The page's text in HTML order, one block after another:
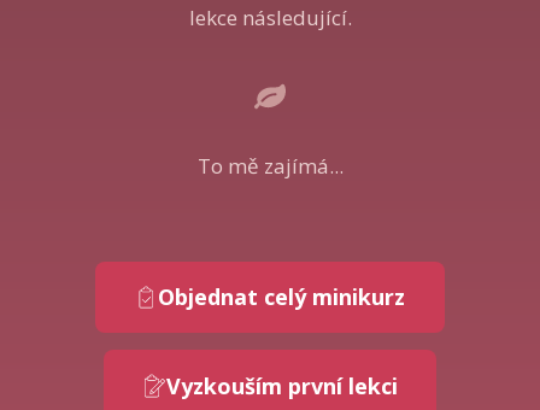
lekce následující.
To mě zajímá...
Objednat celý minikurz
Vyzkouším první lekci